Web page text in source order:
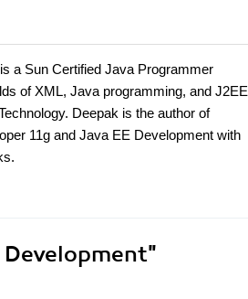
a Sun Certified Java Programmer
of XML, Java programming, and J2EE
Deepak is the author of
11g and Java EE Development with
Development"